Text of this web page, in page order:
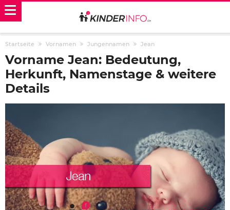
Startseite Vornamen Jungennamen Jean
Vorname Jean: Bedeutung,
Herkunft, Namenstage & weitere
Details